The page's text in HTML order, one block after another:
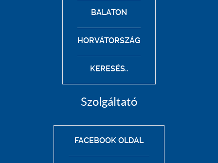
BALATON
HORVÁTORSZÁG
KERESÉS..
Szolgáltató
FACEBOOK OLDAL